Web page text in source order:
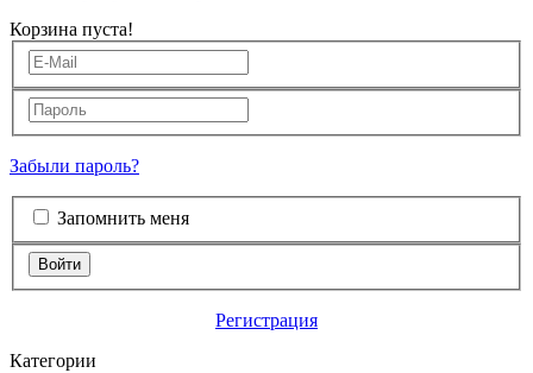
Корзина пуста!
Забыли пароль?
Запомнить меня
Войти
Регистрация
Категории